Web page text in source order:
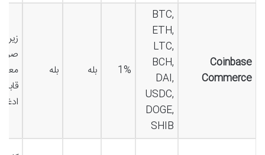
Coinbase
Commerce
BTC,
ETH,
LTC,
BCH,
DAI,
USDC,
DOGE,
SHIB
1% بله بله